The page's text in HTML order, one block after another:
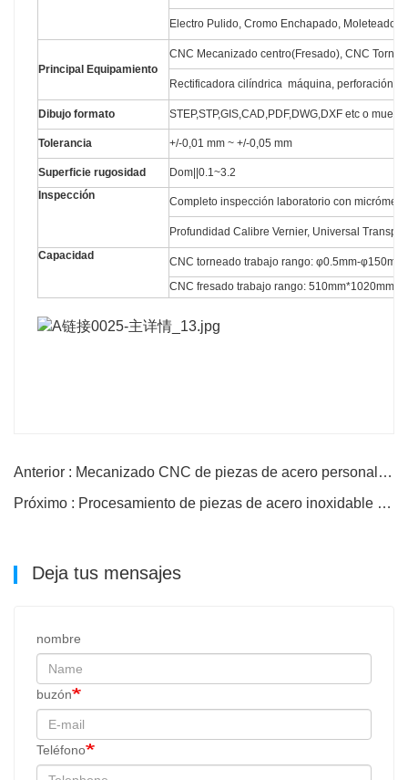
Electro Pulido, Cromo Enchapado, Moleteado,
Principal Equipamiento
CNC Mecanizado centro(Fresado), CNC
Rectificadora cilíndrica máquina, perforación
Dibujo formato STEP,STP,GIS,CAD,PDF,DWG,DXF etc o
Tolerancia +/-0,01 mm ~ +/-0,05 mm
Superficie rugosidad
Dom||0.1~3.2
Inspección
Completo inspección laboratorio con
Profundidad Calibre Vernier, Universal
Capacidad
CNC torneado trabajo rango: φ0.5mm-
CNC fresado trabajo rango:
Anterior : Mecanizado CNC de piezas de acero personalizado
Próximo : Procesamiento de piezas de acero inoxidable Procesamiento de piezas de acero
Deja tus mensajes
nombre
buzón
Teléfono